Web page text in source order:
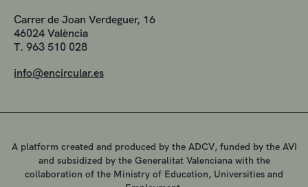
Carrer de Joan Verdeguer, 16
46024 València
T. 963 510 028
info@encircular.es
A platform created and produced by the ADCV, funded by the AVI
and subsidized by the Generalitat Valenciana with the
collaboration of the Ministry of Education, Universities and